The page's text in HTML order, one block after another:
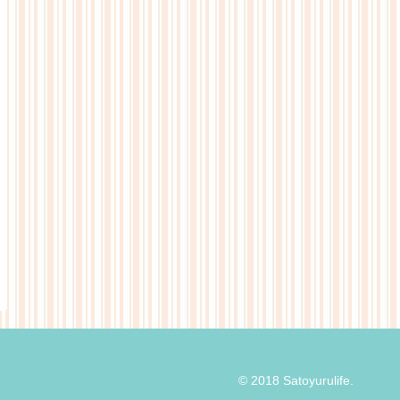
© 2018 Satoyurulife.